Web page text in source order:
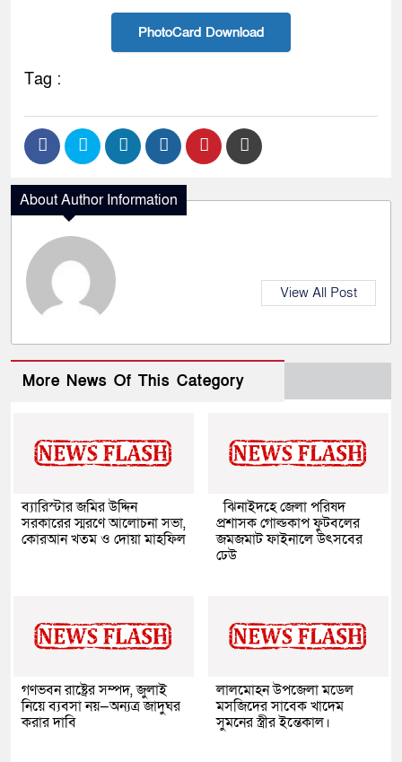
PhotoCard Download
Tag :
About Author Information
View All Post
More News Of This Category
ব্যারিস্টার জমির উদ্দিন
সরকারের স্মরণে আলোচনা সভা,
কোরআন খতম ও দোয়া মাহফিল
ঝিনাইদহে জেলা পরিষদ
প্রশাসক গোল্ডকাপ ফুটবলের
জমজমাট ফাইনালে উৎসবের
ঢেউ
গণভবন রাষ্ট্রের সম্পদ, জুলাই
নিয়ে ব্যবসা নয়—অন্যত্র জাদুঘর
করার দাবি
লালমোহন উপজেলা মডেল
মসজিদের সাবেক খাদেম
সুমনের স্ত্রীর ইন্তেকাল।